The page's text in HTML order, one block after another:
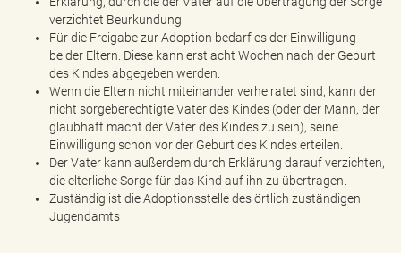
verzichtet Beurkundung
Für die Freigabe zur Adoption bedarf es der Einwilligung
beider Eltern. Diese kann erst acht Wochen nach der Geburt
des Kindes abgegeben werden.
Wenn die Eltern nicht miteinander verheiratet sind, kann der
nicht sorgeberechtigte Vater des Kindes (oder der Mann, der
glaubhaft macht der Vater des Kindes zu sein), seine
Einwilligung schon vor der Geburt des Kindes erteilen.
Der Vater kann außerdem durch Erklärung darauf verzichten,
die elterliche Sorge für das Kind auf ihn zu übertragen.
Zuständig ist die Adoptionsstelle des örtlich zuständigen
Jugendamts